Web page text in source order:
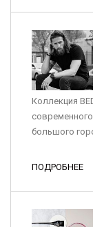
Коллекция
большого
ПОДРОБНЕЕ